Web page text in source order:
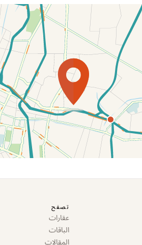
تصفح
عقارات
الباقات